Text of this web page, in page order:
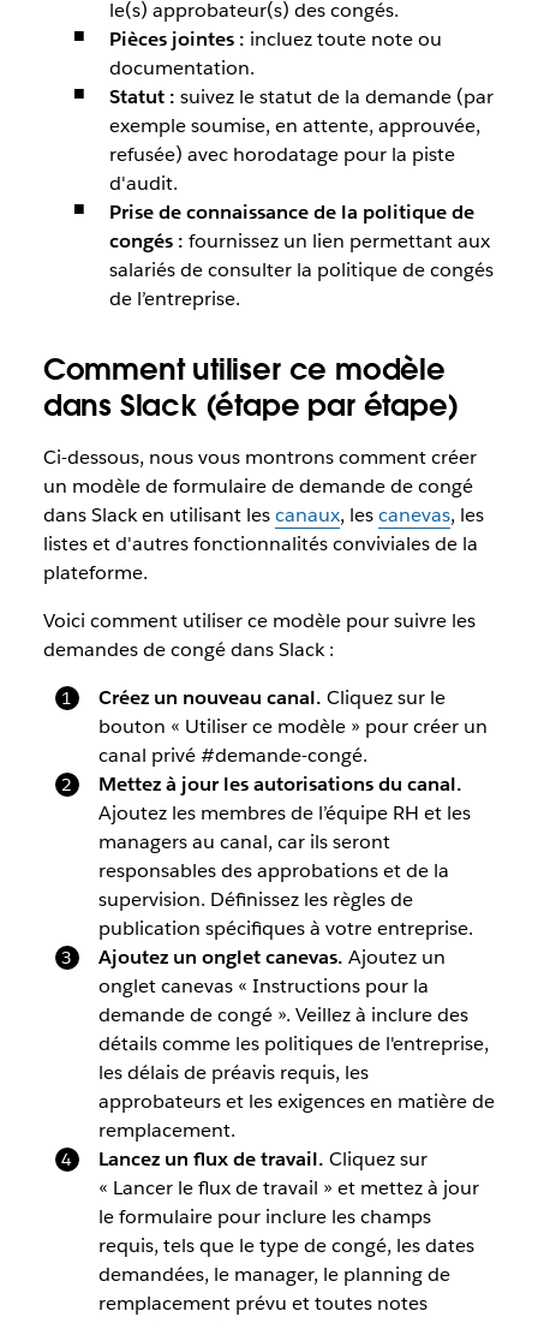
le(s) approbateur(s) des congés.
Pièces jointes : incluez toute note ou
documentation.
Statut : suivez le statut de la demande (par
exemple soumise, en attente, approuvée,
refusée) avec horodatage pour la piste
d'audit.
Prise de connaissance de la politique de
congés : fournissez un lien permettant aux
salariés de consulter la politique de congés
de l’entreprise.
Comment utiliser ce modèle
dans Slack (étape par étape)
Ci-dessous, nous vous montrons comment créer
un modèle de formulaire de demande de congé
dans Slack en utilisant lescanaux, lescanevas, les
listes et d'autres fonctionnalités conviviales de la
plateforme.
Voici comment utiliser ce modèle pour suivre les
demandes de congé dans Slack :
Créez un nouveau canal. Cliquez sur le
bouton « Utiliser ce modèle » pour créer un
canal privé #demande-congé.
Mettez à jour les autorisations du canal.
Ajoutez les membres de l’équipe RH et les
managers au canal, car ils seront
responsables des approbations et de la
supervision. Définissez les règles de
publication spécifiques à votre entreprise.
Ajoutez un onglet canevas. Ajoutez un
onglet canevas « Instructions pour la
demande de congé ». Veillez à inclure des
détails comme les politiques de l'entreprise,
les délais de préavis requis, les
approbateurs et les exigences en matière de
remplacement.
Lancez un flux de travail. Cliquez sur
« Lancer le flux de travail » et mettez à jour
le formulaire pour inclure les champs
requis, tels que le type de congé, les dates
demandées, le manager, le planning de
remplacement prévu et toutes notes